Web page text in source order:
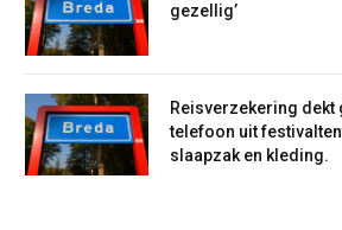
gezellig’
Reisverzekering dekt
telefoon uit
slaapzak en kleding.